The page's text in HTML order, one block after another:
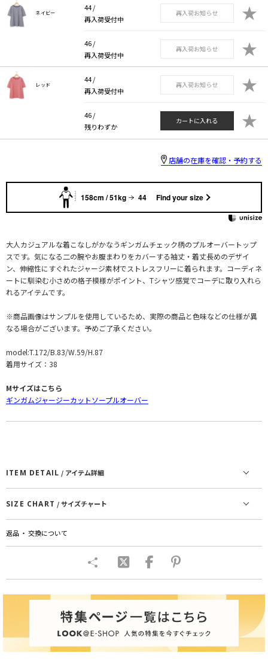
ネイビー
44 /
再入荷受付中
再入荷お知らせ ★
46 /
再入荷受付中
再入荷お知らせ ★
レッド
44 /
再入荷受付中
再入荷お知らせ ★
46 /
残りわずか
カートに入れる ★
店舗の在庫を確認・予約する
158cm / 51kg 44 Find your size
大人カジュアルな着こなしがかなうギンガムチェック柄のプルオーバートップ
スです。気になる二の腕やお腹まわりをカバーする袖丈・着丈長めのデザイ
ン、伸縮性にすぐれたジャージ素材でストレスフリーに着られます。コーディネ
ートに馴染む小さめの格子模様がポイント、Tシャツ感覚でコーデに取り入れら
れるアイテムです。
※商品画像はサンプルを使用しているため、実際の商品と色味などの仕様が異
なる場合がございます。予めご了承ください。
model:T.172/B.83/W.59/H.87
着用サイズ：38
Mサイズはこちら
ギンガムジャージーカットソープルオーバー
ITEM DETAIL / アイテム詳細
SIZE CHART / サイズチャート
返品 ・ 交換について